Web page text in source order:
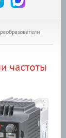
частоты